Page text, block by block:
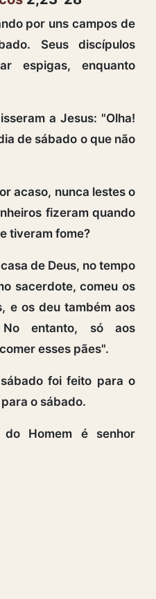
por uns campos de
Seus discípulos
espigas, enquanto
a Jesus: "Olha!
de sábado o que não
acaso, nunca lestes o
fizeram quando
tiveram fome?
de Deus, no tempo
sacerdote, comeu os
e os deu também aos
No entanto, só aos
esses pães".
foi feito para o
o sábado.
Homem é senhor